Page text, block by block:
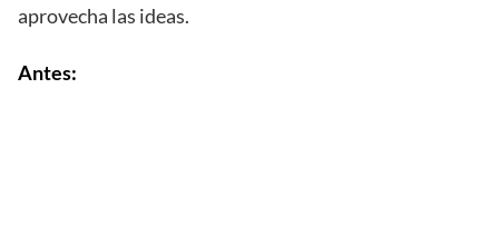
aprovecha las ideas.
Antes: